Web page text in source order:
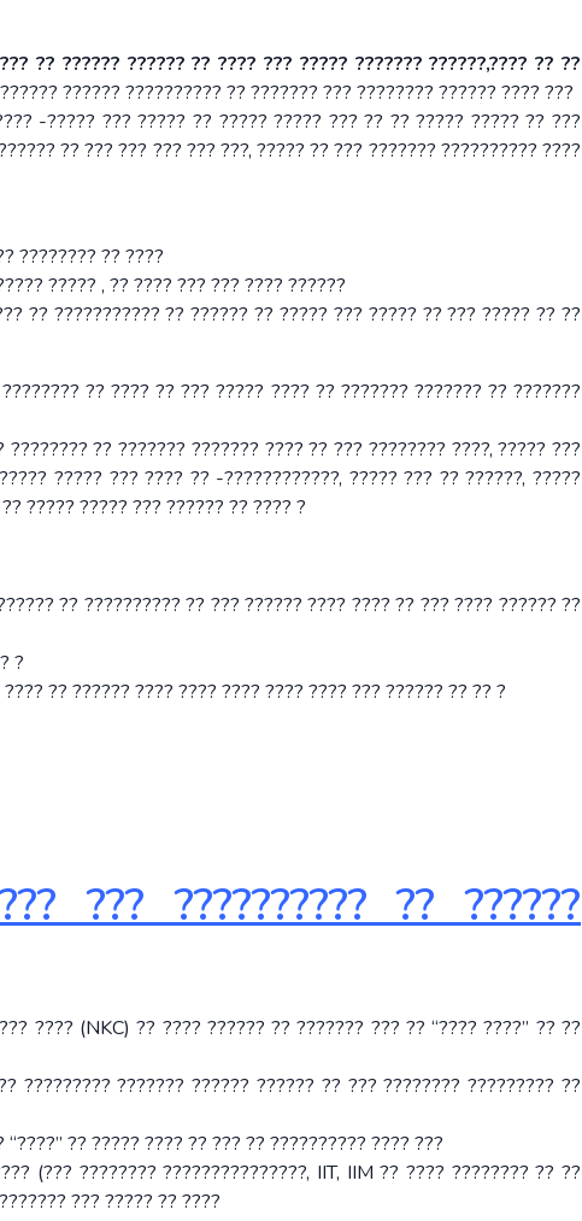
?? ?????? ?????? ?? ???? ??? ????? ??????? ??????,???? ?? ??
?????? ?????????? ?? ??????? ??? ???????? ?????? ???? ???
-????? ??? ????? ?? ????? ????? ??? ?? ?? ????? ????? ?? ???
?? ??? ??? ??? ??? ???, ????? ?? ??? ??????? ?????????? ????
???????? ?? ????
????? , ?? ???? ??? ??? ???? ??????
?? ??????????? ?? ?????? ?? ????? ??? ????? ?? ??? ????? ?? ??
?? ???? ?? ??? ????? ???? ?? ??????? ??????? ?? ???????
?? ??????? ??????? ???? ?? ??? ???????? ????, ????? ???
????? ??? ???? ?? -????????????, ????? ??? ?? ??????, ?????
????? ????? ??? ?????? ?? ???? ?
?? ?????????? ?? ??? ?????? ???? ???? ?? ??? ???? ?????? ??
?
?? ?????? ???? ???? ???? ???? ???? ??? ?????? ?? ?? ?
??? ?????????? ?? ??????
???? (NKC) ?? ???? ?????? ?? ??????? ??? ?? “???? ????” ?? ??
????????? ??????? ?????? ?????? ?? ??? ???????? ????????? ??
?? ????? ???? ?? ??? ?? ?????????? ???? ???
(??? ???????? ???????????????, IIT, IIM ?? ???? ???????? ?? ??
??? ????? ?? ????